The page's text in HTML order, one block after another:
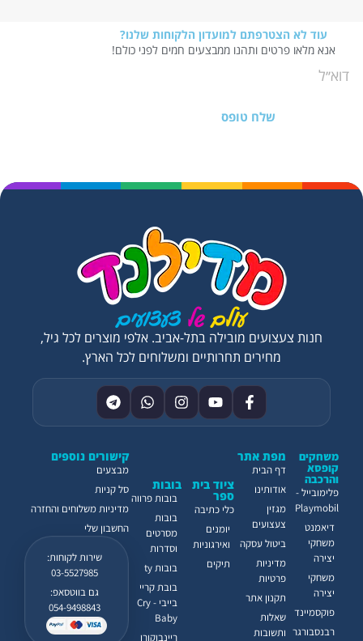
עוד לא הצטרפתם למועדון הלקוחות שלנו?
אנא מלאו פרטים ותהנו ממבצעים חמים לפני כולם!
שלח טופס
קישורים נוספים
מבצעים
סל קניות
מדיניות משלוחים והחזרה
החשבון שלי
שירות לקוחות:
03-5527985
גם בווטסאפ:
054-9498843
ציוד בית
ספר
כלי כתיבה
יומנים
ואירגוניות
תיקים
בובות
בובות פרווה
בובות
מסרטים
וסדרות
בובות ty
בובת קריי
בייבי - Cry
Baby
ריינבוקורן
משחקים
קופסא
והרכבה
פלימובייל -
Playmobil
דיאמנט
משחקי
יצירה
משחקי
יצירה
פוקסמיינד
רבנסבורגר
מפת אתר
דף הבית
אודותינו
מגזין
צעצועים
ביטול עסקה
מדיניות
פרטיות
תקנון אתר
שאלות
ותשובות
חנות צעצועים מובילה בתל-אביב. אלפי מוצרים לכל גיל,
מחירים תחרותיים ומשלוחים לכל הארץ.